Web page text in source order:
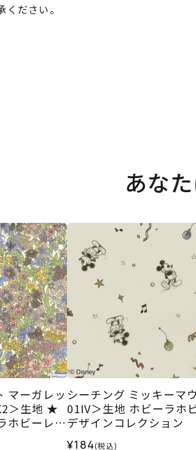
ださい。
あな
マーガレッ
＞生地 ★
ホビーレオ
シーチング ミッキーマ
01IV＞生地 ホビーラホ
デザインコレクション
¥184(税込)